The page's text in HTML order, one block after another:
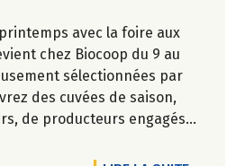
avec la foire aux
chez Biocoop du 9 au
sélectionnées par
des cuvées de saison,
de producteurs engagés